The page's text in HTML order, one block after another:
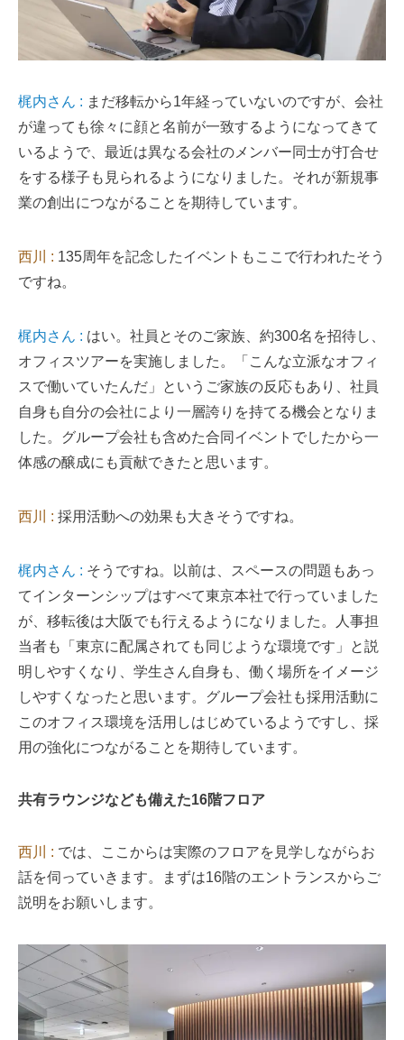
梶内さん : まだ移転から1年経っていないのですが、会社
が違っても徐々に顔と名前が一致するようになってきて
いるようで、最近は異なる会社のメンバー同士が打合せ
をする様子も見られるようになりました。それが新規事
業の創出につながることを期待しています。
西川 : 135周年を記念したイベントもここで行われたそう
ですね。
梶内さん : はい。社員とそのご家族、約300名を招待し、
オフィスツアーを実施しました。「こんな立派なオフィ
スで働いていたんだ」というご家族の反応もあり、社員
自身も自分の会社により一層誇りを持てる機会となりま
した。グループ会社も含めた合同イベントでしたから一
体感の醸成にも貢献できたと思います。
西川 : 採用活動への効果も大きそうですね。
梶内さん : そうですね。以前は、スペースの問題もあっ
てインターンシップはすべて東京本社で行っていました
が、移転後は大阪でも行えるようになりました。人事担
当者も「東京に配属されても同じような環境です」と説
明しやすくなり、学生さん自身も、働く場所をイメージ
しやすくなったと思います。グループ会社も採用活動に
このオフィス環境を活用しはじめているようですし、採
用の強化につながることを期待しています。
共有ラウンジなども備えた16階フロア
西川 : では、ここからは実際のフロアを見学しながらお
話を伺っていきます。まずは16階のエントランスからご
説明をお願いします。